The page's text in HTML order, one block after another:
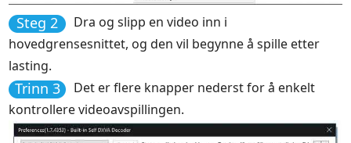
Steg 2
Dra og slipp en video inn i
hovedgrensesnittet, og den vil begynne å spille etter
lasting.
Trinn 3
Det er flere knapper nederst for å enkelt
kontrollere videoavspillingen.